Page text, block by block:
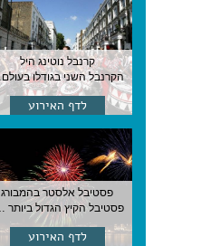
קרנבל נוטינג היל
הקרנבל השני בגודלו בעולם, עם מוזיקה, תהלוכות ותחפושות. לונדון
לדף האירוע
פסטיבל אלסטר בהמבורג
פסטיבל הקיץ הגדול ביותר בהמבורג, סוף אוגוסט, גרמניה
לדף האירוע